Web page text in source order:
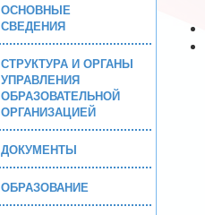
ОСНОВНЫЕ
СВЕДЕНИЯ
СТРУКТУРА И ОРГАНЫ
УПРАВЛЕНИЯ
ОБРАЗОВАТЕЛЬНОЙ
ОРГАНИЗАЦИЕЙ
ДОКУМЕНТЫ
ОБРАЗОВАНИЕ